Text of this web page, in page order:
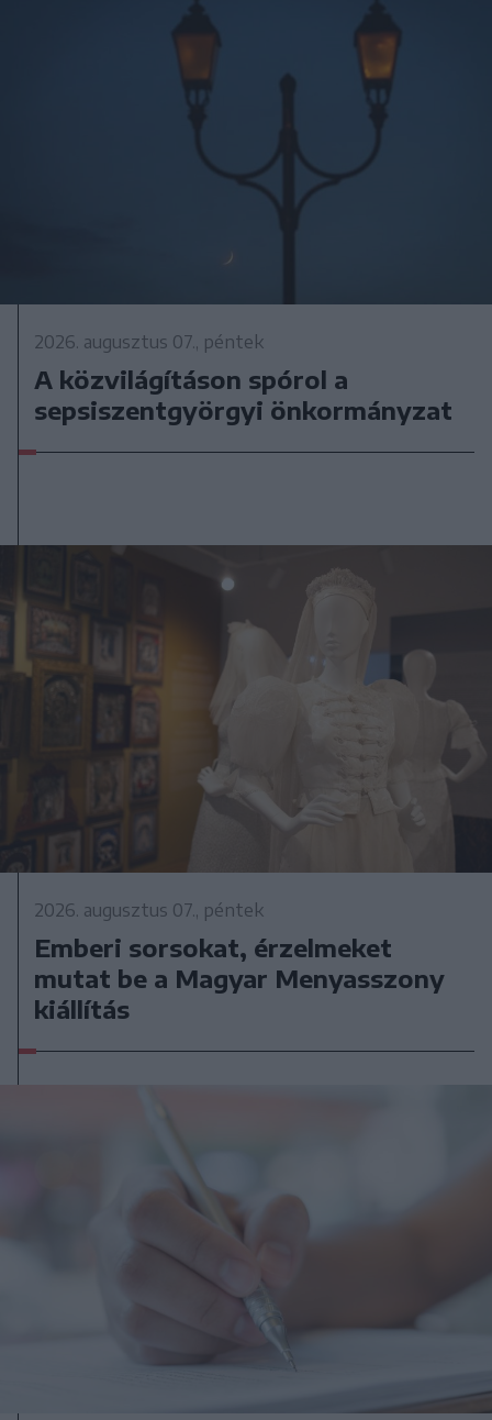
2026. augusztus 07., péntek
A közvilágításon spórol a
sepsiszentgyörgyi önkormányzat
2026. augusztus 07., péntek
Emberi sorsokat, érzelmeket
mutat be a Magyar Menyasszony
kiállítás